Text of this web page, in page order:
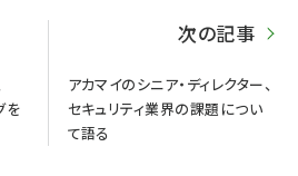
を
次の記事
アカマイのシニア・ディレクター、
セキュリティ業界の課題につい
て語る